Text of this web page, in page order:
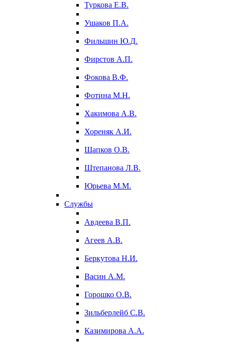
Туркова Е.В.
Ушаков П.А.
Фильшин Ю.Д.
Фирстов А.П.
Фокова В.Ф.
Фотина М.Н.
Хакимова А.В.
Хореняк А.И.
Шапков О.В.
Штепанова Л.В.
Юрьева М.М.
Службы
Авдеева В.П.
Агеев А.В.
Беркутова Н.И.
Васин А.М.
Горошко О.В.
Зильберлейб С.В.
Казимирова А.А.